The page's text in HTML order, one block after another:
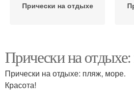
Прически на отдыхе
Модные прически
Прически на
Прически на отдыхе: пляж, море.
Красота!